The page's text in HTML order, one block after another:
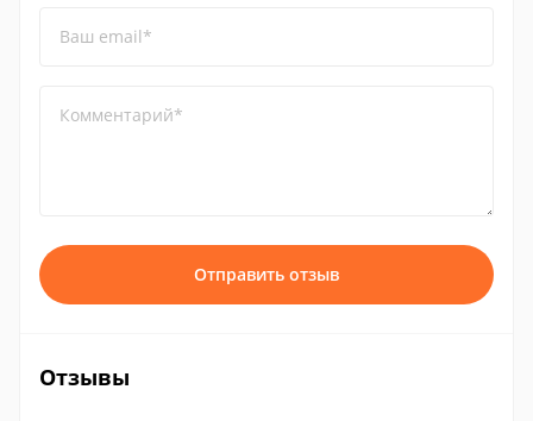
Ваш email*
Комментарий*
Отправить отзыв
Отзывы